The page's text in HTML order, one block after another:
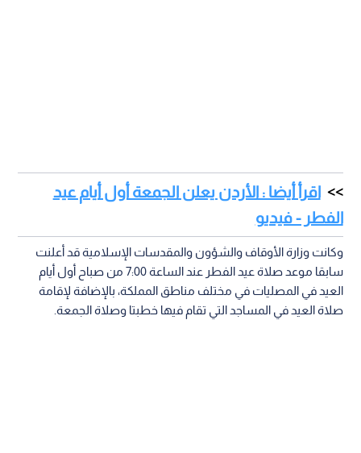
اقرأ أيضا : الأردن يعلن الجمعة أول أيام عيد
الفطر - فيديو
وكانت وزارة الأوقاف والشؤون والمقدسات الإسلامية قد أعلنت
سابقا موعد صلاة عيد الفطر عند الساعة 7:00 من صباح أول أيام
العيد في المصليات في مختلف مناطق المملكة، بالإضافة لإقامة
صلاة العيد في المساجد التي تقام فيها خطبتا وصلاة الجمعة.